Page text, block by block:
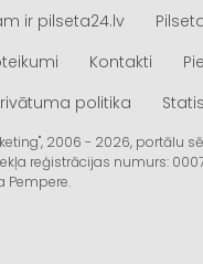
ir pilseta24.lv
Kontakti
politika
2006 - 2026, portālu
reģistrācijas numurs:
Pempere.